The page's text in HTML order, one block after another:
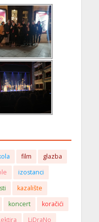
film
glazba
izostanci
kazalište
koncert
koračići
LiDraNo